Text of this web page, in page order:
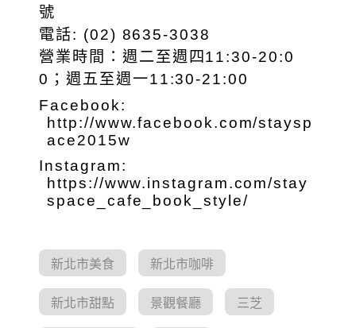
號
電話: (02) 8635-3038
營業時間：週二至週四11:30-20:0
0；週五至週一11:30-21:00
Facebook:
http://www.facebook.com/staysp
ace2015w
Instagram:
https://www.instagram.com/stay
space_cafe_book_style/
新北市美食 新北市咖啡
新北市甜點 景觀餐廳 三芝